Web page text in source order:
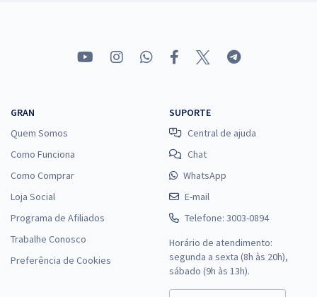
GRAN
Quem Somos
Como Funciona
Como Comprar
Loja Social
Programa de Afiliados
Trabalhe Conosco
Preferência de Cookies
SUPORTE
Central de ajuda
Chat
WhatsApp
E-mail
Telefone: 3003-0894
Horário de atendimento:
segunda a sexta (8h às 20h),
sábado (9h às 13h).